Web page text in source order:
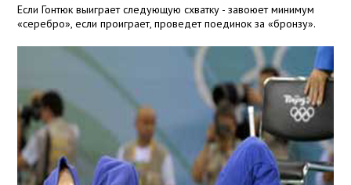
Если Гонтюк выиграет следующую схватку - завоюет минимум
«серебро», если проиграет, проведет поединок за «бронзу».